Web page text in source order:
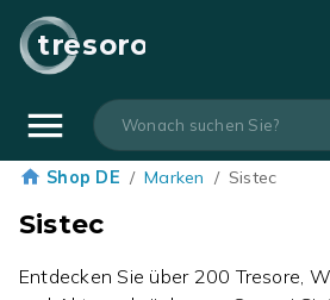
tresoro
Shop DE / Marken / Sistec
Sistec
Entdecken Sie über 200 Tresore,